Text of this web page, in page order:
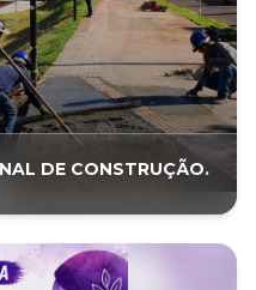
DE CONSTRUÇÃO.